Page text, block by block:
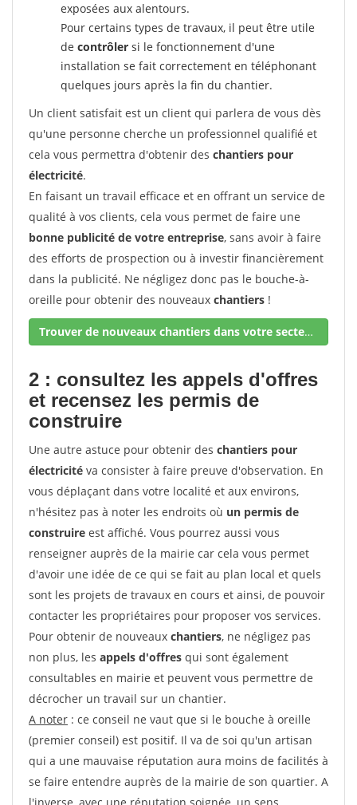
exposées aux alentours.
Pour certains types de travaux, il peut être utile
de contrôler si le fonctionnement d'une
installation se fait correctement en téléphonant
quelques jours après la fin du chantier.
Un client satisfait est un client qui parlera de vous dès
qu'une personne cherche un professionnel qualifié et
cela vous permettra d'obtenir des chantiers pour
électricité.
En faisant un travail efficace et en offrant un service de
qualité à vos clients, cela vous permet de faire une
bonne publicité de votre entreprise, sans avoir à faire
des efforts de prospection ou à investir financièrement
dans la publicité. Ne négligez donc pas le bouche-à-
oreille pour obtenir des nouveaux chantiers !
Trouver de nouveaux chantiers dans votre secteur !
2 : consultez les appels d'offres
et recensez les permis de
construire
Une autre astuce pour obtenir des chantiers pour
électricité va consister à faire preuve d'observation. En
vous déplaçant dans votre localité et aux environs,
n'hésitez pas à noter les endroits où un permis de
construire est affiché. Vous pourrez aussi vous
renseigner auprès de la mairie car cela vous permet
d'avoir une idée de ce qui se fait au plan local et quels
sont les projets de travaux en cours et ainsi, de pouvoir
contacter les propriétaires pour proposer vos services.
Pour obtenir de nouveaux chantiers, ne négligez pas
non plus, les appels d'offres qui sont également
consultables en mairie et peuvent vous permettre de
décrocher un travail sur un chantier.
A noter : ce conseil ne vaut que si le bouche à oreille
(premier conseil) est positif. Il va de soi qu'un artisan
qui a une mauvaise réputation aura moins de facilités à
se faire entendre auprès de la mairie de son quartier. A